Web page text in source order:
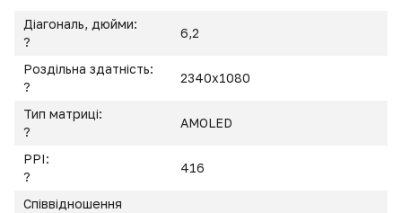
Діагональ, дюйми:
?
6,2
Роздільна здатність:
?
2340x1080
Тип матриці:
?
AMOLED
PPI:
?
416
Співвідношення